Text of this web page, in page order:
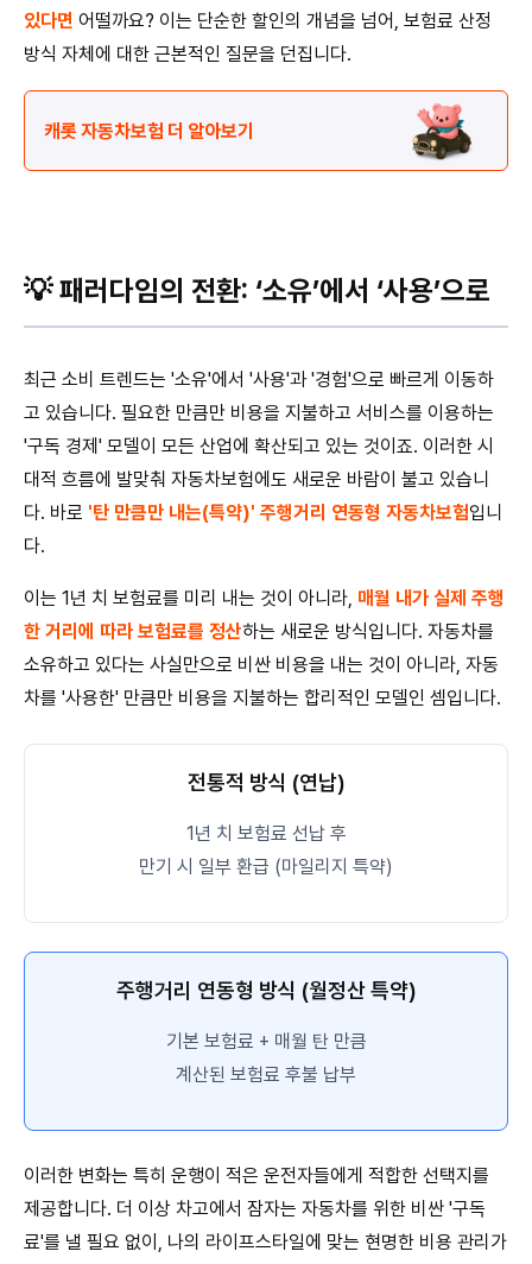
있다면 어떨까요? 이는 단순한 할인의 개념을 넘어, 보험료 산정
방식 자체에 대한 근본적인 질문을 던집니다.
캐롯 자동차보험 더 알아보기
💡 패러다임의 전환: ‘소유’에서 ‘사용’으로
최근 소비 트렌드는 '소유'에서 '사용'과 '경험'으로 빠르게 이동하
고 있습니다. 필요한 만큼만 비용을 지불하고 서비스를 이용하는
'구독 경제' 모델이 모든 산업에 확산되고 있는 것이죠. 이러한 시
대적 흐름에 발맞춰 자동차보험에도 새로운 바람이 불고 있습니
다. 바로 '탄 만큼만 내는(특약)' 주행거리 연동형 자동차보험입니
다.
이는 1년 치 보험료를 미리 내는 것이 아니라, 매월 내가 실제 주행
한 거리에 따라 보험료를 정산하는 새로운 방식입니다. 자동차를
소유하고 있다는 사실만으로 비싼 비용을 내는 것이 아니라, 자동
차를 '사용한' 만큼만 비용을 지불하는 합리적인 모델인 셈입니다.
전통적 방식 (연납)
1년 치 보험료 선납 후
만기 시 일부 환급 (마일리지 특약)
주행거리 연동형 방식 (월정산 특약)
기본 보험료 + 매월 탄 만큼
계산된 보험료 후불 납부
이러한 변화는 특히 운행이 적은 운전자들에게 적합한 선택지를
제공합니다. 더 이상 차고에서 잠자는 자동차를 위한 비싼 '구독
료'를 낼 필요 없이, 나의 라이프스타일에 맞는 현명한 비용 관리가